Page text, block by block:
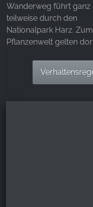
Wanderweg führt ganz
teilweise durch den
Nationalpark Harz.
Pflanzenwelt gelten